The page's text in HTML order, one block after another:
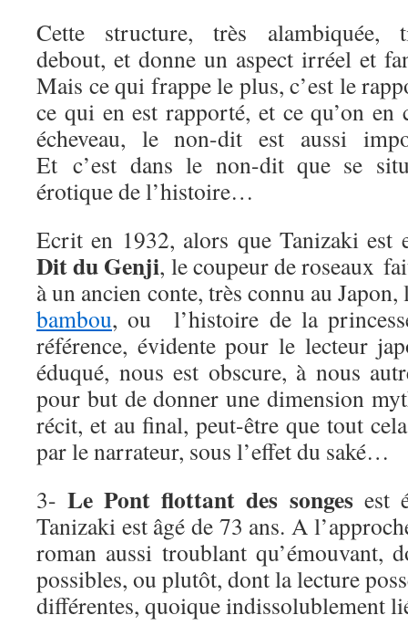
Cette structure, très alambiquée,
debout, et donne un aspect irréel et
Mais ce qui frappe le plus, c’est le
ce qui en est rapporté, et ce qu’on
écheveau, le non-dit est aussi
Et c’est dans le non-dit que se
érotique de l’histoire…
Ecrit en 1932, alors que Tanizaki est
Dit du Genji, le coupeur de roseaux
à un ancien conte, très connu au
bambou, ou l’histoire de la
référence, évidente pour le lecteur
éduqué, nous est obscure, à nous
pour but de donner une dimension
récit, et au final, peut-être que tout
par le narrateur, sous l’effet du saké…
3-Le Pont flottant des songesest
Tanizaki est âgé de 73 ans. A
roman aussi troublant qu’émouvant,
possibles, ou plutôt, dont la lecture
différentes, quoique indissolublement